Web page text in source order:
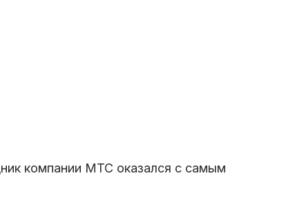
компании МТС оказался с самым